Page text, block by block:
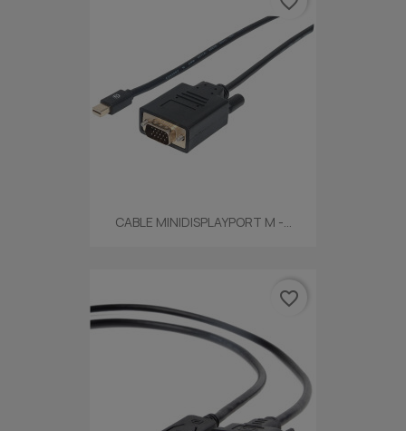
CABLE MINIDISPLAYPORT M -...
favorite_border